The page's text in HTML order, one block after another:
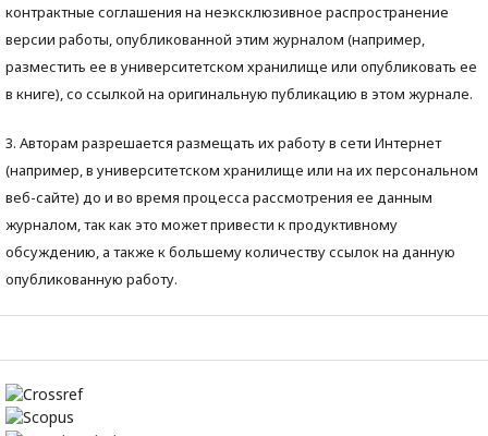
контрактные соглашения на неэксклюзивное распространение
версии работы, опубликованной этим журналом (например,
разместить ее в университетском хранилище или опубликовать ее
в книге), со ссылкой на оригинальную публикацию в этом журнале.
3. Авторам разрешается размещать их работу в сети Интернет
(например, в университетском хранилище или на их персональном
веб-сайте) до и во время процесса рассмотрения ее данным
журналом, так как это может привести к продуктивному
обсуждению, а также к большему количеству ссылок на данную
опубликованную работу.